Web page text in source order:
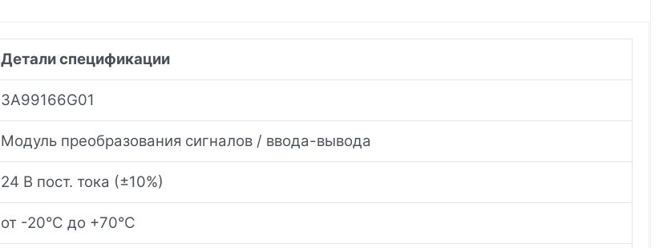
Детали спецификации
3A99166G01
Модуль преобразования сигналов / ввода-вывода
24 В пост. тока (±10%)
от -20°C до +70°C